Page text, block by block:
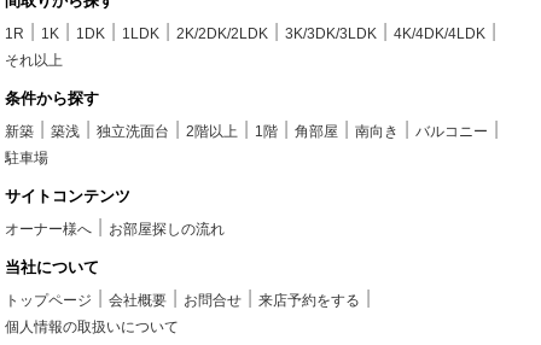
1R 1K 1DK 1LDK 2K/2DK/2LDK 3K/3DK/3LDK
4K/4DK/4LDK
それ以上
条件から探す
新築 築浅 独立洗面台 2階以上 1階 角部屋 南向き
バルコニー
駐車場
サイトコンテンツ
オーナー様へ お部屋探しの流れ
当社について
トップページ 会社概要 お問合せ
来店予約をする
個人情報の取扱いについて